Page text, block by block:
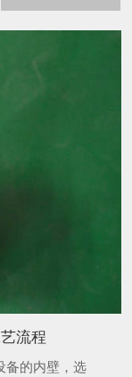
流程
备的内壁，选